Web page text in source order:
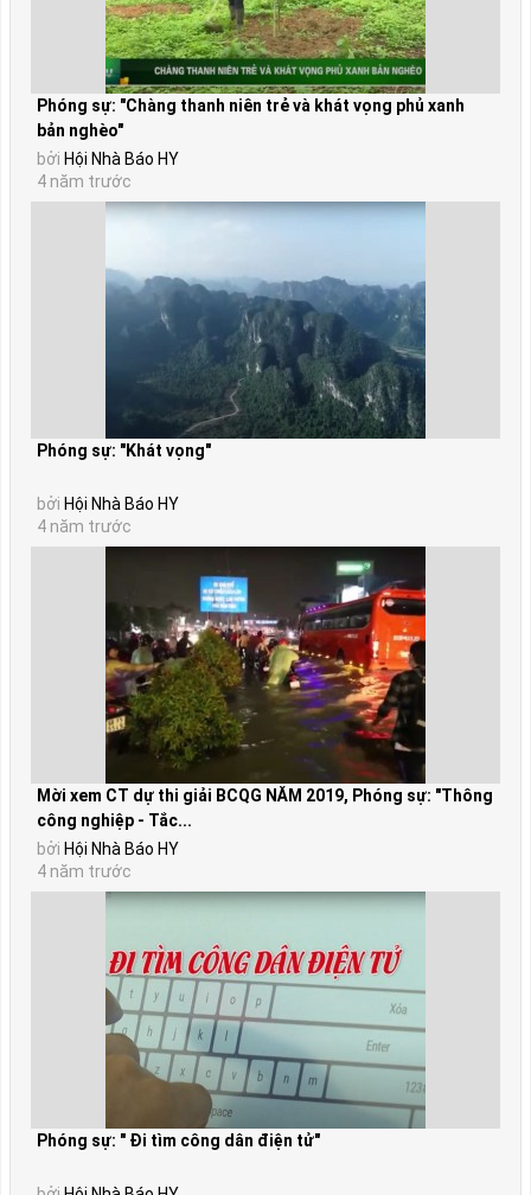
Phóng sự: "Chàng thanh niên trẻ và khát vọng phủ xanh
bản nghèo"
bởi Hội Nhà Báo HY
4 năm trước
Phóng sự: "Khát vọng"
bởi Hội Nhà Báo HY
4 năm trước
Mời xem CT dự thi giải BCQG NĂM 2019, Phóng sự: "Thông
công nghiệp - Tắc...
bởi Hội Nhà Báo HY
4 năm trước
Phóng sự: " Đi tìm công dân điện tử"